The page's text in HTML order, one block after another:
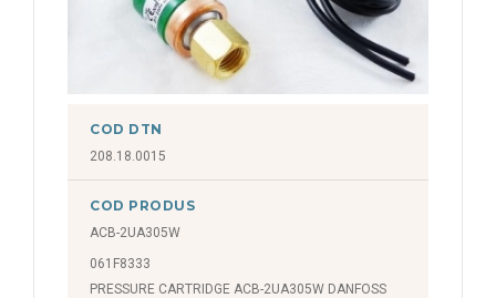
COD DTN
208.18.0015
COD PRODUS
ACB-2UA305W
061F8333
PRESSURE CARTRIDGE ACB-2UA305W DANFOSS